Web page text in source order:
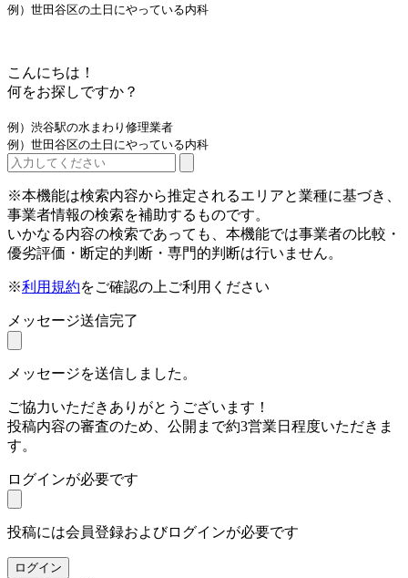
例）世田谷区の土日にやっている内科
こんにちは！
何をお探しですか？
例）渋谷駅の水まわり修理業者
例）世田谷区の土日にやっている内科
※本機能は検索内容から推定されるエリアと業種に基づき、
事業者情報の検索を補助するものです。
いかなる内容の検索であっても、本機能では事業者の比較・
優劣評価・断定的判断・専門的判断は行いません。
※利用規約をご確認の上ご利用ください
メッセージ送信完了
メッセージを送信しました。
ご協力いただきありがとうございます！
投稿内容の審査のため、公開まで約3営業日程度いただきま
す。
ログインが必要です
投稿には会員登録およびログインが必要です
ログイン